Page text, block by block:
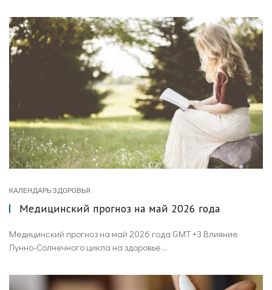
КАЛЕНДАРЬ ЗДОРОВЬЯ
Медицинский прогноз на май 2026 года
Медицинский прогноз на май 2026 года GMT +3 Влияние
Лунно-Солнечного цикла на здоровье ...